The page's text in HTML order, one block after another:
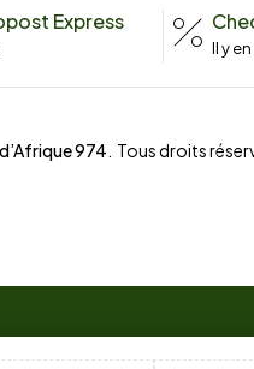
Express
Il y
974 . Tous droits